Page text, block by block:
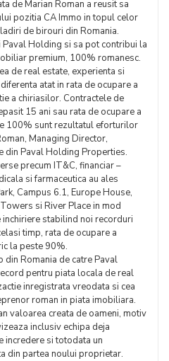
de Marian Roman a reusit sa
pozitia CA Immo in topul celor
de birouri din Romania.
Paval Holding si sa pot contribui la
premium, 100% romanesc.
de real estate, experienta si
atat in rata de ocupare a
a chiriasilor. Contractele de
15 ani sau rata de ocupare a
100% sunt rezultatul eforturilor
Managing Director,
din Paval Holding Properties.
precum IT&C, financiar –
si farmaceutica au ales
Campus 6.1, Europe House,
si River Place in mod
stabilind noi recorduri
timp, rata de ocupare a
la peste 90%.
Romania de catre Paval
pentru piata locala de real
inregistrata vreodata si cea
roman in piata imobiliara.
valoarea creata de oameni, motiv
inclusiv echipa deja
incredere si totodata un
din partea noului proprietar.